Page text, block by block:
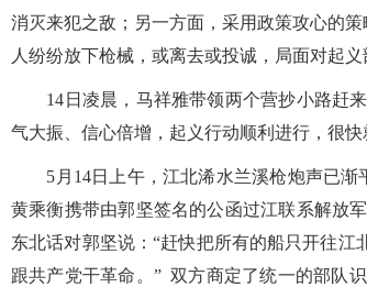
消灭来犯之敌；另一方面，采用政策攻心的
人纷纷放下枪械，或离去或投诚，局面对起
14日凌晨，马祥雅带领两个营抄小路赶来
气大振、信心倍增，起义行动顺利进行，很
5月14日上午，江北浠水兰溪枪炮声已渐
黄乘衡携带由郭坚签名的公函过江联系解放
东北话对郭坚说：“赶快把所有的船只开往
跟共产党干革命。” 双方商定了统一的部队